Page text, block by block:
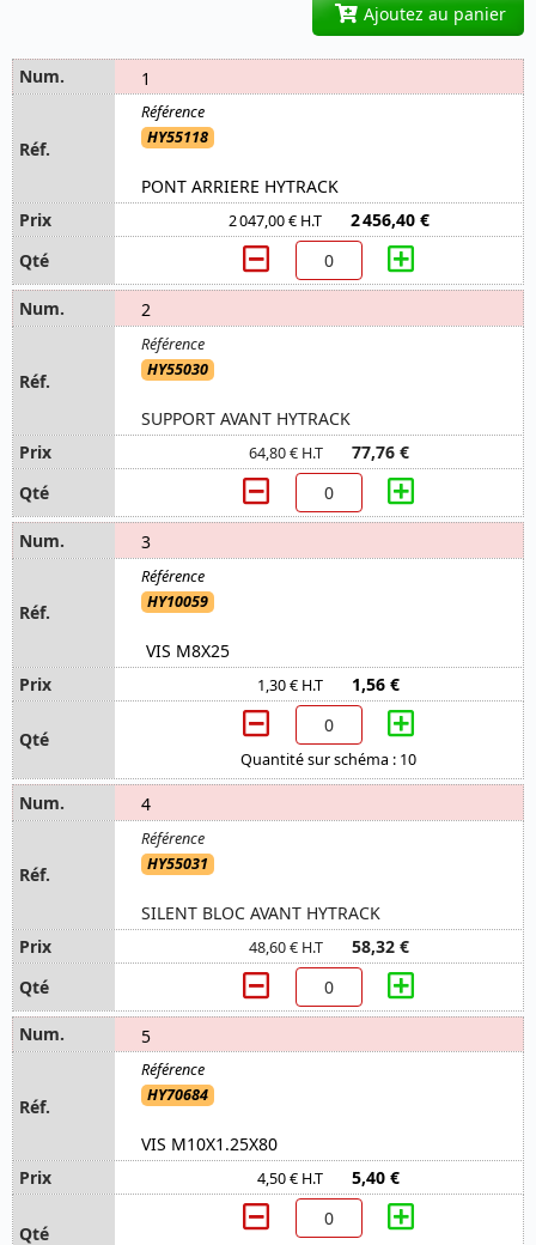
Ajoutez au panier
1
HY55118
PONT ARRIERE HYTRACK
2 047,00 € H.T 2 456,40 €
2
HY55030
SUPPORT AVANT HYTRACK
64,80 € H.T 77,76 €
3
HY10059
VIS M8X25
1,30 € H.T 1,56 €
Quantité sur schéma : 10
4
HY55031
SILENT BLOC AVANT HYTRACK
48,60 € H.T 58,32 €
5
HY70684
VIS M10X1.25X80
4,50 € H.T 5,40 €